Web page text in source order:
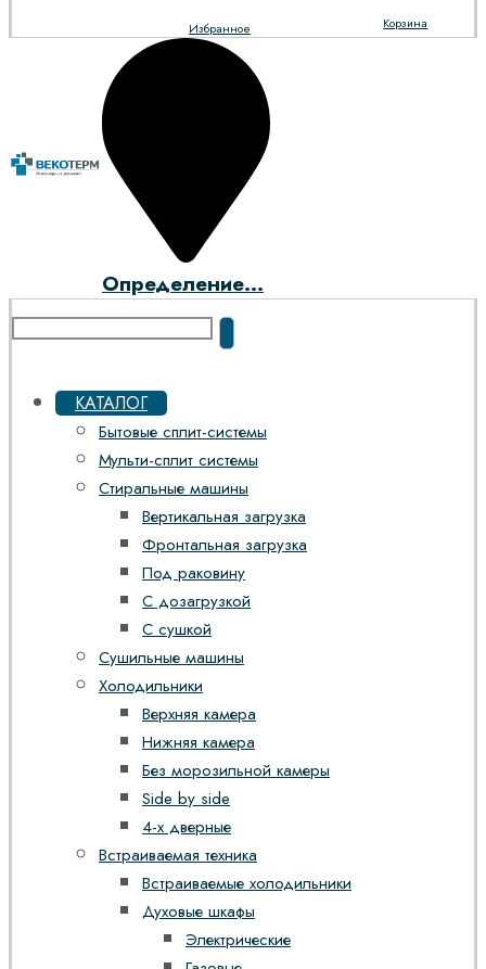
Корзина
Избранное
Определение...
КАТАЛОГ
Бытовые сплит-системы
Мульти-сплит системы
Стиральные машины
Вертикальная загрузка
Фронтальная загрузка
Под раковину
С дозагрузкой
С сушкой
Сушильные машины
Холодильники
Верхняя камера
Нижняя камера
Без морозильной камеры
Side by side
4-х дверные
Встраиваемая техника
Встраиваемые холодильники
Духовые шкафы
Электрические